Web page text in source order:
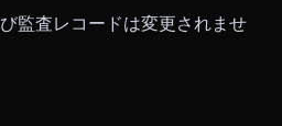
監査レコードは変更されませ